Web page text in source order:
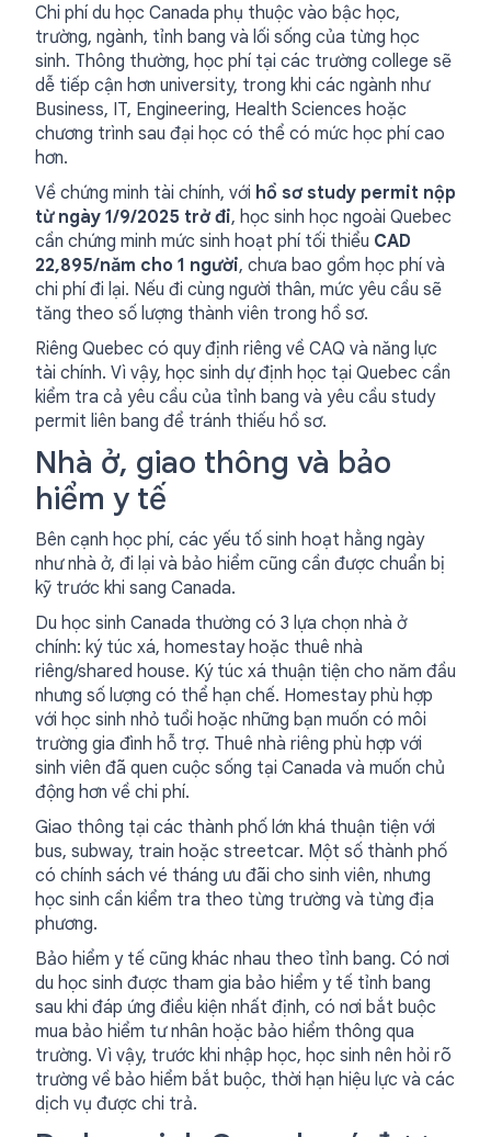
Chi phí du học Canada phụ thuộc vào bậc học,
trường, ngành, tỉnh bang và lối sống của từng học
sinh. Thông thường, học phí tại các trường college sẽ
dễ tiếp cận hơn university, trong khi các ngành như
Business, IT, Engineering, Health Sciences hoặc
chương trình sau đại học có thể có mức học phí cao
hơn.
Về chứng minh tài chính, với hồ sơ study permit nộp
từ ngày 1/9/2025 trở đi, học sinh học ngoài Quebec
cần chứng minh mức sinh hoạt phí tối thiểu CAD
22,895/năm cho 1 người, chưa bao gồm học phí và
chi phí đi lại. Nếu đi cùng người thân, mức yêu cầu sẽ
tăng theo số lượng thành viên trong hồ sơ.
Riêng Quebec có quy định riêng về CAQ và năng lực
tài chính. Vì vậy, học sinh dự định học tại Quebec cần
kiểm tra cả yêu cầu của tỉnh bang và yêu cầu study
permit liên bang để tránh thiếu hồ sơ.
Nhà ở, giao thông và bảo
hiểm y tế
Bên cạnh học phí, các yếu tố sinh hoạt hằng ngày
như nhà ở, đi lại và bảo hiểm cũng cần được chuẩn bị
kỹ trước khi sang Canada.
Du học sinh Canada thường có 3 lựa chọn nhà ở
chính: ký túc xá, homestay hoặc thuê nhà
riêng/shared house. Ký túc xá thuận tiện cho năm đầu
nhưng số lượng có thể hạn chế. Homestay phù hợp
với học sinh nhỏ tuổi hoặc những bạn muốn có môi
trường gia đình hỗ trợ. Thuê nhà riêng phù hợp với
sinh viên đã quen cuộc sống tại Canada và muốn chủ
động hơn về chi phí.
Giao thông tại các thành phố lớn khá thuận tiện với
bus, subway, train hoặc streetcar. Một số thành phố
có chính sách vé tháng ưu đãi cho sinh viên, nhưng
học sinh cần kiểm tra theo từng trường và từng địa
phương.
Bảo hiểm y tế cũng khác nhau theo tỉnh bang. Có nơi
du học sinh được tham gia bảo hiểm y tế tỉnh bang
sau khi đáp ứng điều kiện nhất định, có nơi bắt buộc
mua bảo hiểm tư nhân hoặc bảo hiểm thông qua
trường. Vì vậy, trước khi nhập học, học sinh nên hỏi rõ
trường về bảo hiểm bắt buộc, thời hạn hiệu lực và các
dịch vụ được chi trả.